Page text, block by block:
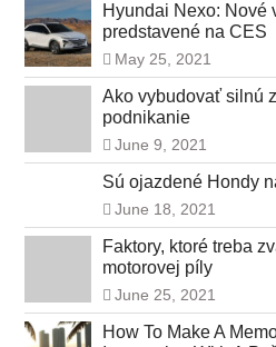
Hyundai Nexo: Nové
predstavené na CES
May 25, 2021
Ako vybudovať silnú
podnikanie
June 9, 2021
Sú ojazdené Hondy
June 18, 2021
Faktory, ktoré treba
motorovej píly
June 25, 2021
How To Make A